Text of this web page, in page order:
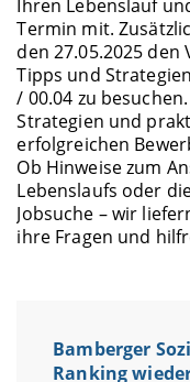
Bamberger
Ranking
Ihren Lebenslauf
Termin mit.
den 27.05.2025
Tipps und
/ 00.04 zu
Strategien und
erfolgreichen
Ob Hinweise zum
Lebenslaufs oder
Jobsuche – wir
ihre Fragen und